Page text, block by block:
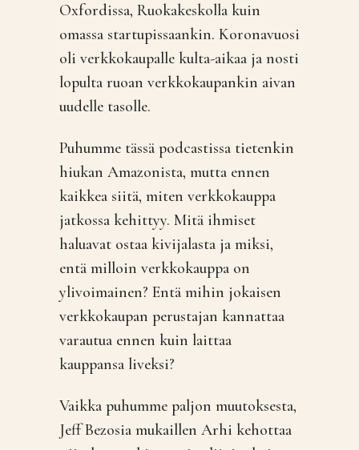
Oxfordissa, Ruokakeskolla kuin
omassa startupissaankin. Koronavuosi
oli verkkokaupalle kulta-aikaa ja nosti
lopulta ruoan verkkokaupankin aivan
uudelle tasolle.
Puhumme tässä podcastissa tietenkin
hiukan Amazonista, mutta ennen
kaikkea siitä, miten verkkokauppa
jatkossa kehittyy. Mitä ihmiset
haluavat ostaa kivijalasta ja miksi,
entä milloin verkkokauppa on
ylivoimainen? Entä mihin jokaisen
verkkokaupan perustajan kannattaa
varautua ennen kuin laittaa
kauppansa liveksi?
Vaikka puhumme paljon muutoksesta,
Jeff Bezosia mukaillen Arhi kehottaa